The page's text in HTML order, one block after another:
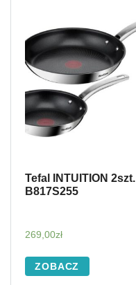
Tefal INTUITION 2szt.
B817S255
269,00zł
ZOBACZ